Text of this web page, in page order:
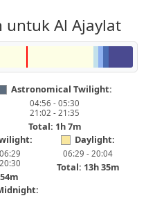
untuk Al Ajaylat
Astronomical Twilight:
04:56 - 05:30
21:02 - 21:35
Total: 1h 7m
Daylight:
06:29 - 20:04
Total: 13h 35m